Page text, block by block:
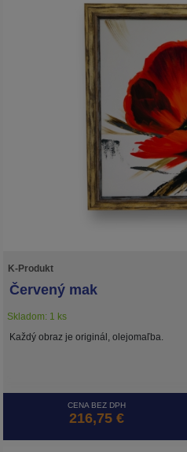
K-Produkt
Červený mak
Skladom: 1 ks
Každý obraz je originál, olejomaľba.
CENA BEZ DPH
216,75 €